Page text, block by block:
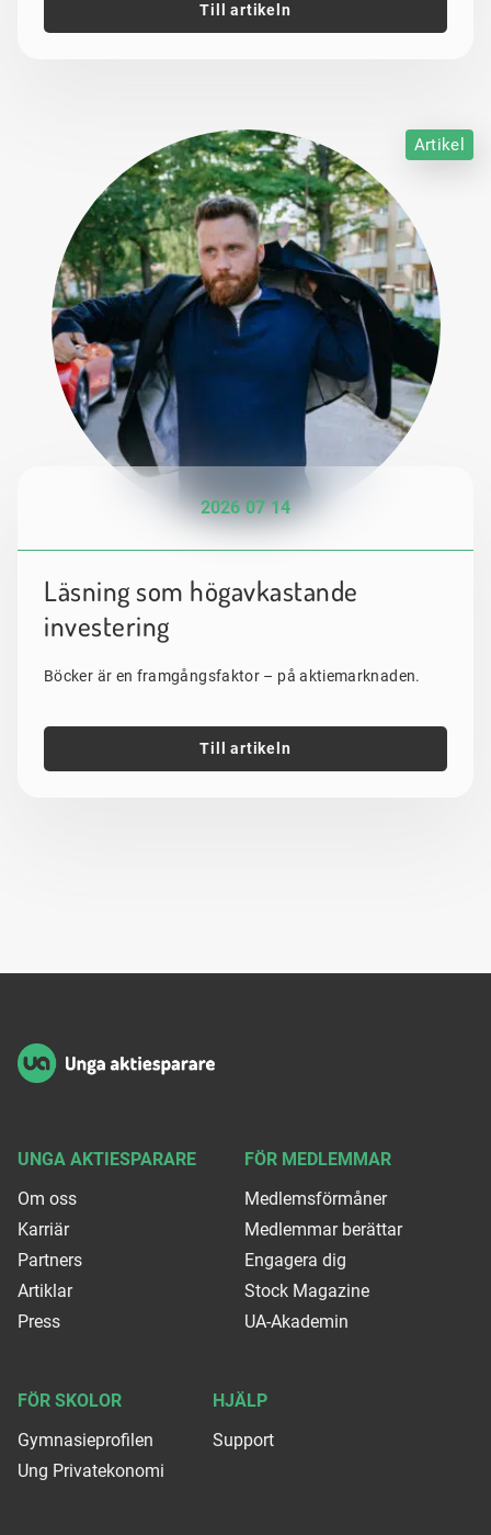
Till artikeln
Artikel
2026 07 14
Läsning som högavkastande
investering
Böcker är en framgångsfaktor – på aktiemarknaden.
Till artikeln
UNGA AKTIESPARARE
Om oss
Karriär
Partners
Artiklar
Press
FÖR MEDLEMMAR
Medlemsförmåner
Medlemmar berättar
Engagera dig
Stock Magazine
UA-Akademin
FÖR SKOLOR
Gymnasieprofilen
Ung Privatekonomi
HJÄLP
Support